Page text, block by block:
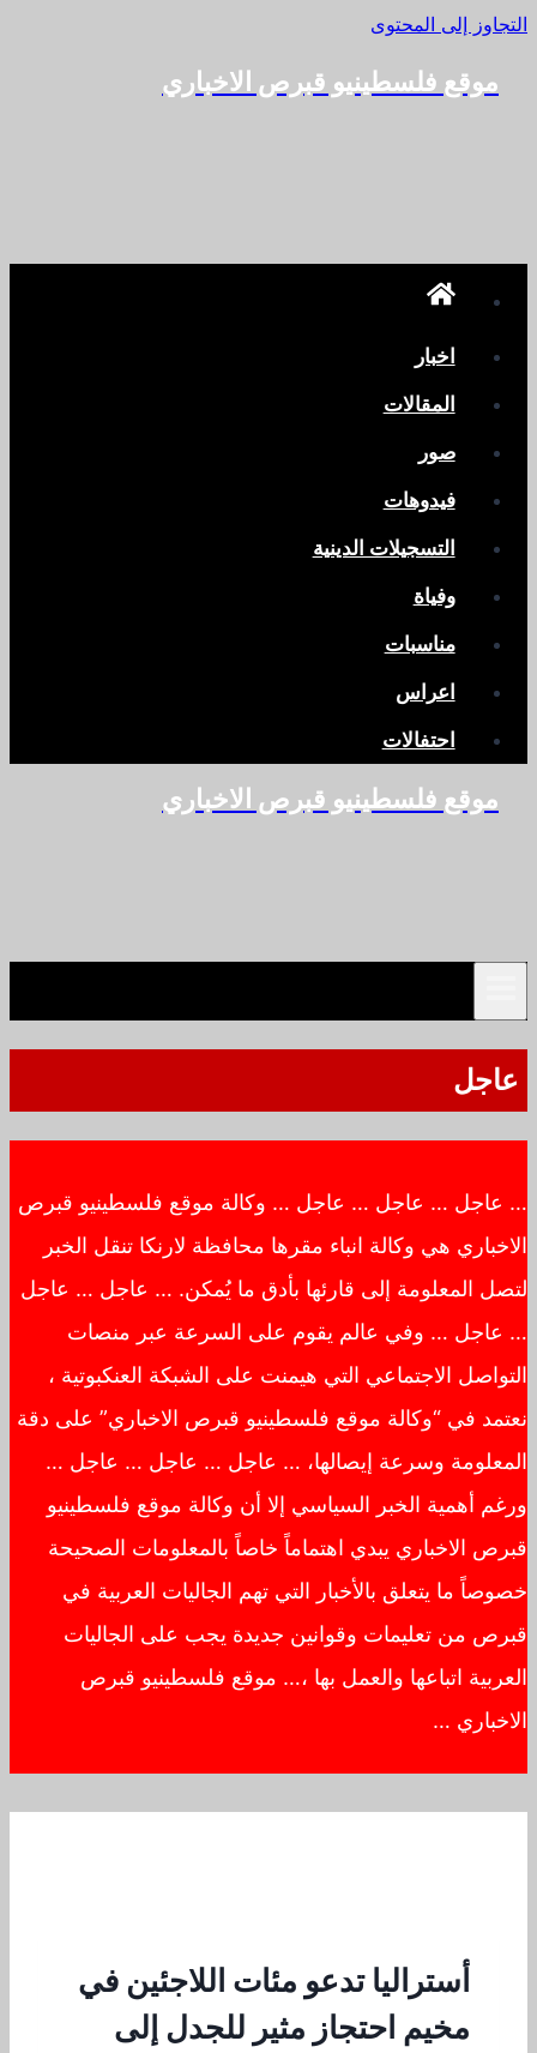
التجاوز إلى المحتوى
موقع فلسطينيو قبرص الاخباري
اخبار
المقالات
صور
فيدوهات
التسجيلات الدينية
وفياة
مناسبات
اعراس
احتفالات
موقع فلسطينيو قبرص الاخباري
عاجل
… عاجل … عاجل … عاجل … وكالة موقع فلسطينيو قبرص
الاخباري هي وكالة انباء مقرها محافظة لارنكا تنقل الخبر
لتصل المعلومة إلى قارئها بأدق ما يُمكن. … عاجل … عاجل
… عاجل … وفي عالم يقوم على السرعة عبر منصات
التواصل الاجتماعي التي هيمنت على الشبكة العنكبوتية ،
نعتمد في “وكالة موقع فلسطينيو قبرص الاخباري” على دقة
المعلومة وسرعة إيصالها، … عاجل … عاجل … عاجل …
ورغم أهمية الخبر السياسي إلا أن وكالة موقع فلسطينيو
قبرص الاخباري يبدي اهتماماً خاصاً بالمعلومات الصحيحة
خصوصاً ما يتعلق بالأخبار التي تهم الجاليات العربية في
قبرص من تعليمات وقوانين جديدة يجب على الجاليات
العربية اتباعها والعمل بها ،… موقع فلسطينيو قبرص
الاخباري …
أستراليا تدعو مئات اللاجئين في
مخيم احتجاز مثير للجدل إلى